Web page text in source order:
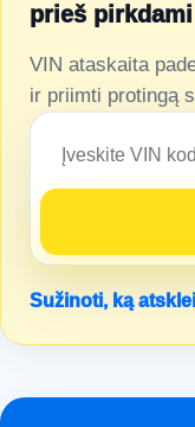
prieš pirkdami
VIN ataskaita
ir priimti protingą
Sužinoti, ką